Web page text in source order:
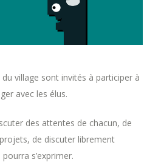
village sont invités à participer à
avec les élus.
des attentes de chacun, de
de discuter librement
s’exprimer.